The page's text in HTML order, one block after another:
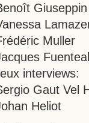
Giuseppin
Muller
interviews:
Gaut Vel
Heliot